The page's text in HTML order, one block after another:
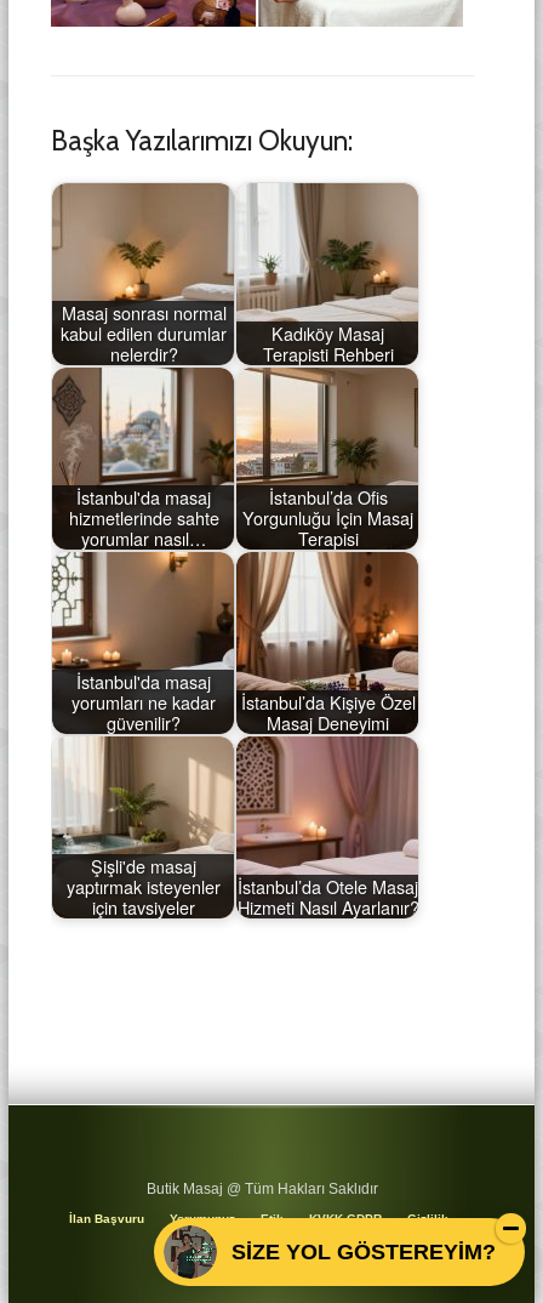
Başka Yazılarımızı Okuyun:
Masaj sonrası normal
kabul edilen durumlar
nelerdir?
Kadıköy Masaj
Terapisti Rehberi
İstanbul'da masaj
hizmetlerinde sahte
yorumlar nasıl…
İstanbul’da Ofis
Yorgunluğu İçin Masaj
Terapisi
İstanbul'da masaj
yorumları ne kadar
güvenilir?
İstanbul’da Kişiye Özel
Masaj Deneyimi
Şişli'de masaj
yaptırmak isteyenler
için tavsiyeler
İstanbul’da Otele Masaj
Hizmeti Nasıl Ayarlanır?
Butik Masaj @ Tüm Hakları Saklıdır
İlan Başvuru Yorumunuz Etik KVKK GDPR
Gizlilik
Koşullar
Sitemap
SİZE YOL GÖSTEREYİM?